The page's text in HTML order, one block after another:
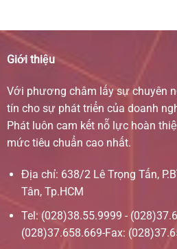
Giới thiệu
Với phương châm lấy sự chuyên
tín cho sự phát triển của doanh
Phát luôn cam kết nỗ lực hoàn
mức tiêu chuẩn cao nhất.
Địa chỉ: 638/2 Lê Trọng Tấn,
Tân, Tp.HCM
Tel: (028)38.55.9999 -
(028)37.658.669-Fax: